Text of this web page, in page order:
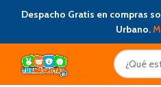
Despacho Gratis en compras
Urbano.